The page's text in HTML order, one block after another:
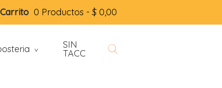
Carrito 0 Productos -$ 0,00
> SIN
TACC